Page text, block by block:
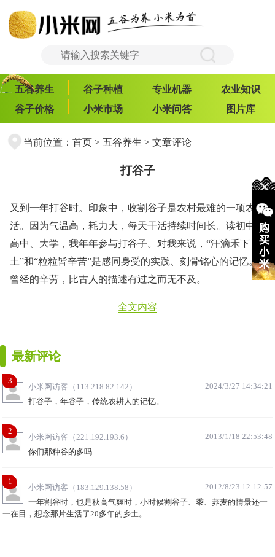
五谷养生 谷子种植 专业机器
农业知识
谷子价格
小米市场 小米问答 图片库
当前位置： 首页> 五谷养生 > 文章评论
打谷子
又到一年打谷时。印象中，收割谷子是农村最难的一项农
活。因为气温高，耗力大，每天干活持续时间长。读初中、
高中、大学，我年年参与打谷子。对我来说，“汗滴禾下
土”和“粒粒皆辛苦”是感同身受的实践、刻骨铭心的记忆。
曾经的辛劳，比古人的描述有过之而无不及。
全文内容
最新评论
2024/3/27 14:34:21
小米网访客（113.218.82.142）
打谷子，年谷子，传统农耕人的记忆。
3
2013/1/18 22:53:48
小米网访客（221.192.193.6）
你们那种谷的多吗
2
2012/8/23 12:12:57
小米网访客（183.129.138.58）
一年割谷时，也是秋高气爽时，小时候割谷子、黍、荞麦的情景还一
一在目，想念那片生活了20多年的乡土。
1